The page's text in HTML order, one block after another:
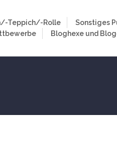
Teppich/-Rolle
Sonstiges
Bloghexe und